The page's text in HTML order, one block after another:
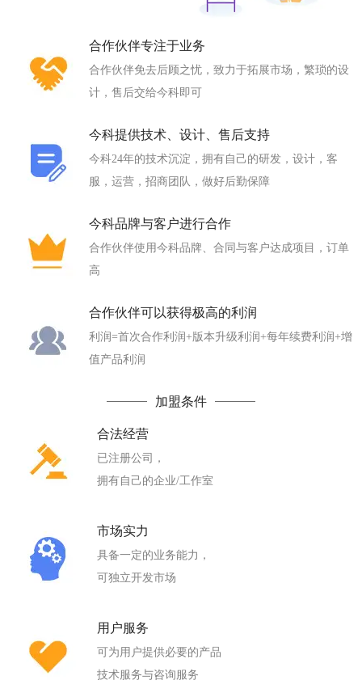
合作伙伴专注于业务
合作伙伴免去后顾之忧，致力于拓展市场，繁琐的设
计，售后交给今科即可
今科提供技术、设计、售后支持
今科24年的技术沉淀，拥有自己的研发，设计，客
服，运营，招商团队，做好后勤保障
今科品牌与客户进行合作
合作伙伴使用今科品牌、合同与客户达成项目，订单
高
合作伙伴可以获得极高的利润
利润=首次合作利润+版本升级利润+每年续费利润+增
值产品利润
加盟条件
合法经营
已注册公司，
拥有自己的企业/工作室
市场实力
具备一定的业务能力，
可独立开发市场
用户服务
可为用户提供必要的产品
技术服务与咨询服务